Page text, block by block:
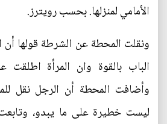
الأمامي لمنزلها. بحسب رويترز.
الباب بالقوة وان المرأة اطلقت
وأضافت المحطة أن الرجل نقل
ليست خطيرة على ما يبدو،